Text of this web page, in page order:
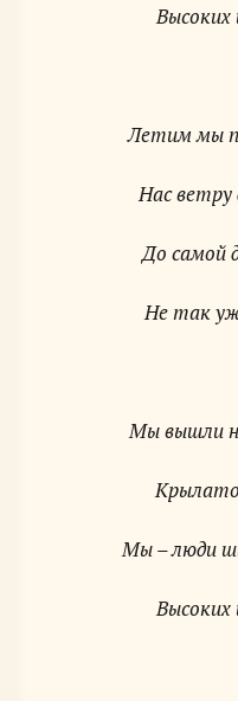
Летим мы
Нас ветру
До самой
Мы вышли
Мы – люди